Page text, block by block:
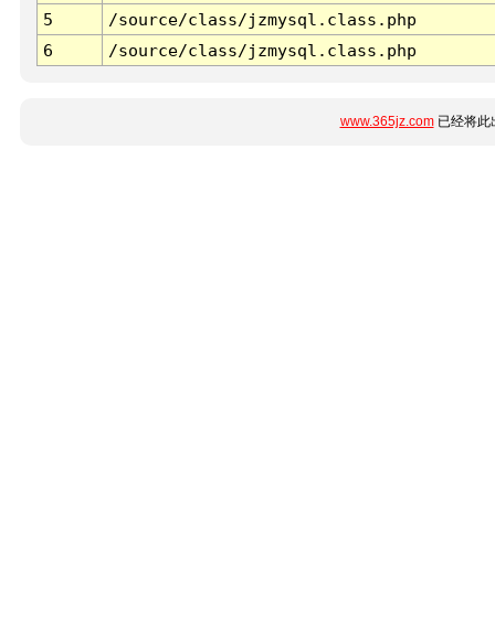
5
/source/class/jzmysql.class.php
6
/source/class/jzmysql.class.php
www.365jz.com已经将此